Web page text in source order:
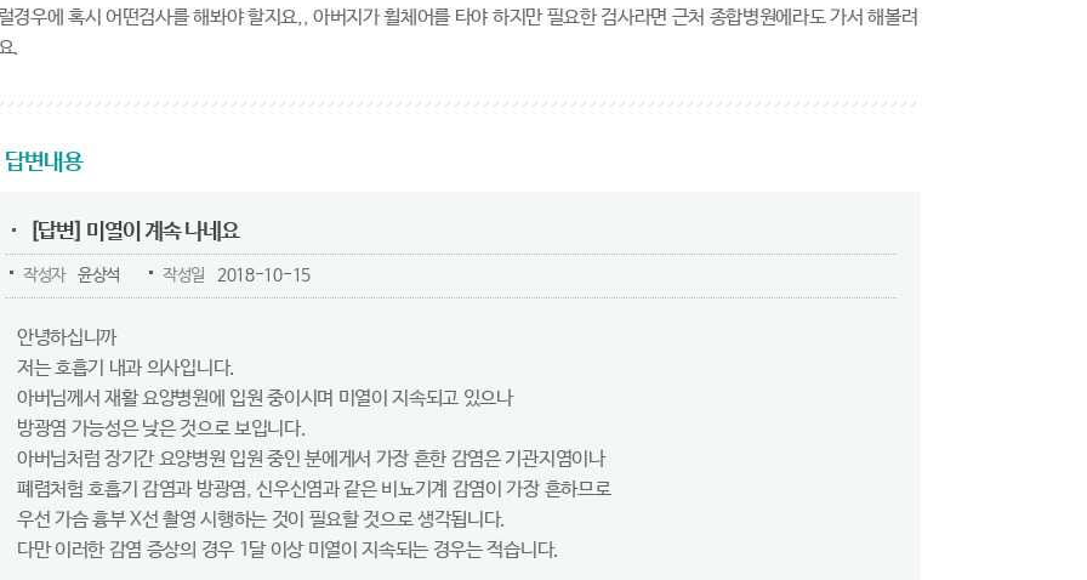
경우에 혹시 어떤검사를 해봐야 할지요,, 아버지가 휠체어를 타야 하지만 필요한 검사라면 근처 종합병원에라도 가서 해볼려
.
답변내용
[답변] 미열이 계속 나네요
작성자 윤상석 작성일 2018-10-15
안녕하십니까
저는 호흡기 내과 의사입니다.
아버님께서 재활 요양병원에 입원 중이시며 미열이 지속되고 있으나
방광염 가능성은 낮은 것으로 보입니다.
아버님처럼 장기간 요양병원 입원 중인 분에게서 가장 흔한 감염은 기관지염이나
폐렴처험 호흡기 감염과 방광염, 신우신염과 같은 비뇨기계 감염이 가장 흔하므로
우선 가슴 흉부 X선 촬영 시행하는 것이 필요할 것으로 생각됩니다.
다만 이러한 감염 증상의 경우 1달 이상 미열이 지속되는 경우는 적습니다.